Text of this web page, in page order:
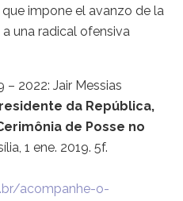
impone el avanzo de la
una radical ofensiva
– 2022: Jair Messias
da República,
de Posse no
1 ene. 2019. 5f.
acompanhe-o-